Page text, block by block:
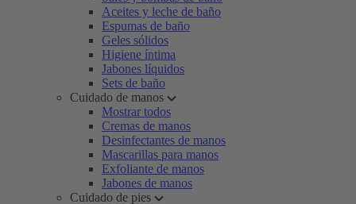
Aceites y leche de baño
Espumas de baño
Geles sólidos
Higiene íntima
Jabones líquidos
Sets de baño
Cuidado de manos
Mostrar todos
Cremas de manos
Desinfectantes de manos
Mascarillas para manos
Exfoliante de manos
Jabones de manos
Cuidado de pies